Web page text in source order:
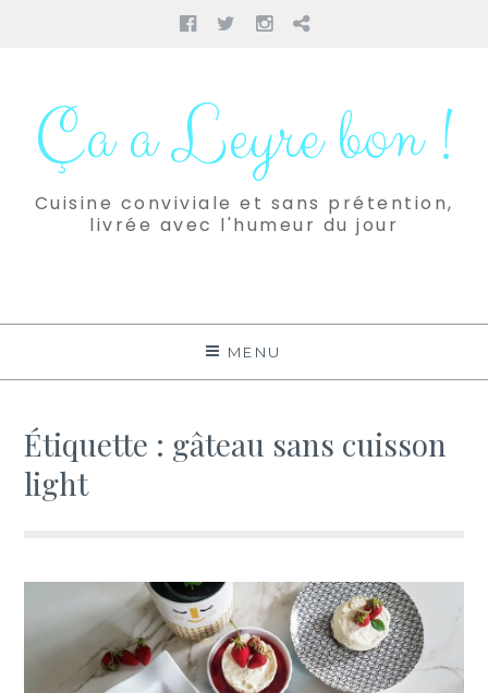
Facebook
TwitterInstagram
Pinterest
contenuÇa a Leyre bon !
Cuisine conviviale et sans prétention,
livrée avec l'humeur du jour
MENU
Étiquette : gâteau sans cuisson
light